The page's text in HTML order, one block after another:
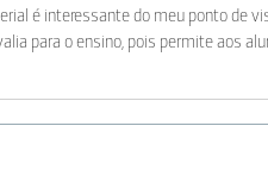
é interessante do meu ponto de
para o ensino, pois permite aos